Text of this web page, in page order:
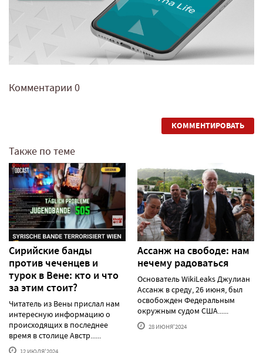
Комментарии 0
КОММЕНТИРОВАТЬ
Также по теме
Сирийские банды
против чеченцев и
турок в Вене: кто и что
за этим стоит?
Читатель из Вены прислал нам
интересную информацию о
происходящих в последнее
время в столице Австр......
12 ИЮЛЯ'2024
Ассанж на свободе: нам
нечему радоваться
Основатель WikiLeaks Джулиан
Ассанж в среду, 26 июня, был
освобожден Федеральным
окружным судом США......
28 ИЮНЯ'2024